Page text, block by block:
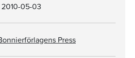
2010-05-03
Press